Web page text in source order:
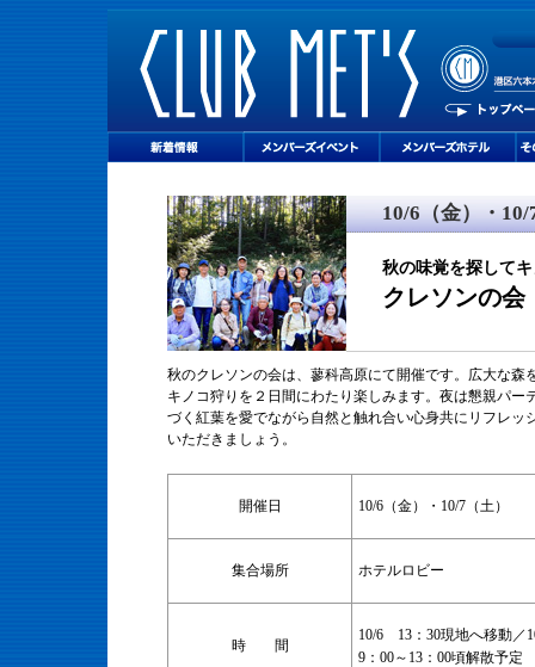
10/6（金）・10/
秋の味覚を探して
クレソンの
秋のクレソンの会は、蓼科高原にて開催です。広大な森
キノコ狩りを２日間にわたり楽しみます。夜は懇親パ
づく紅葉を愛でながら自然と触れ合い心身共にリフレ
いただきましょう。
開催日 10/6（金）・10/7（土）
集合場所 ホテルロビー
時 間
10/6 13：30現地へ移動
9：00～13：00頃解散予定